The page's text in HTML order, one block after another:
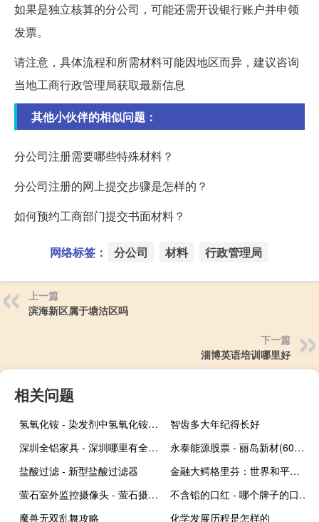
如果是独立核算的分公司，可能还需开设银行账户并申领
发票。
请注意，具体流程和所需材料可能因地区而异，建议咨询
当地工商行政管理局获取最新信息
其他小伙伴的相似问题：
分公司注册需要哪些特殊材料？
分公司注册的网上提交步骤是怎样的？
如何预约工商部门提交书面材料？
网络标签： 分公司 材料 行政管理局
上一篇
滨海新区属于塘沽区吗
下一篇
淄博英语培训哪里好
相关问题
氢氧化铵 - 染发剂中氢氧化铵有毒吗
智齿多大年纪得长好
深圳全铝家具 - 深圳哪里有全铝家具卖
永泰能源股票 - 丽岛新材(603937)股票
盐酸过滤 - 新型盐酸过滤器
金融大鳄格里芬：世界和平红利已走到尽头
萤石室外监控摄像头 - 萤石摄像头室外机的型号
不含铅的口红 - 哪个牌子的口红含铅低一点
魔兽无双乱舞攻略
化学发展历程是怎样的